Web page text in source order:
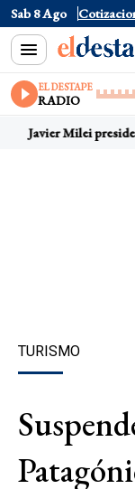
Sab 8 Ago
Oficial $1520
EL DESTAPE
RADIO
Javier Milei
TURISMO